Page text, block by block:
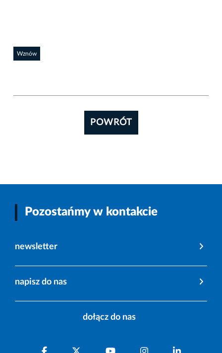
Wznów
POWRÓT
Pozostańmy w kontakcie
newsletter
napisz do nas
dołącz do nas